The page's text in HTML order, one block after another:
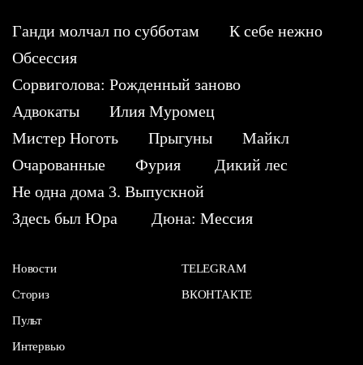
Ганди молчал по субботам
К себе нежно
Обсессия
Сорвиголова: Рожденный заново
Адвокаты
Илия Муромец
Мистер Ноготь
Прыгуны
Майкл
Очарованные
Фурия
Дикий лес
Не одна дома 3. Выпускной
Здесь был Юра
Дюна: Мессия
Новости
Сториз
Пульт
Интервью
TELEGRAM
ВКОНТАКТЕ